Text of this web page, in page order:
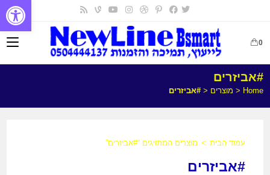
0
#אביזרים
Home
< מוצרים <#אביזרים
עמוד הבית > מוצרים המתויגים “#אביזרים”
#אביזרים